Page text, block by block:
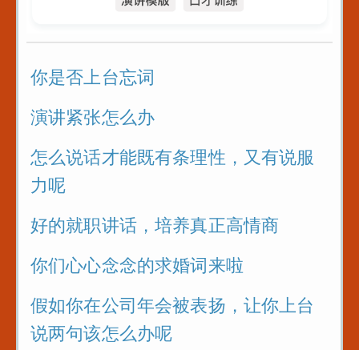
你是否上台忘词
演讲紧张怎么办
怎么说话才能既有条理性，又有说服
力呢
好的就职讲话，培养真正高情商
你们心心念念的求婚词来啦
假如你在公司年会被表扬，让你上台
说两句该怎么办呢